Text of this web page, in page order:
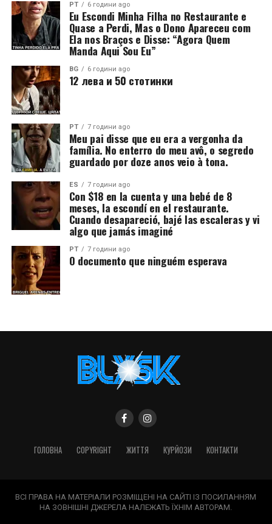
PT 6 години ago
Eu Escondi Minha Filha no Restaurante e
Quase a Perdi, Mas o Dono Apareceu com
Ela nos Braços e Disse: “Agora Quem
Manda Aqui Sou Eu”
BG 6 години ago
12 лева и 50 стотинки
PT 7 години ago
Meu pai disse que eu era a vergonha da
família. No enterro do meu avô, o segredo
guardado por doze anos veio à tona.
ES 7 години ago
Con $18 en la cuenta y una bebé de 8
meses, la escondí en el restaurante.
Cuando desapareció, bajé las escaleras y vi
algo que jamás imaginé
PT 7 години ago
O documento que ninguém esperava
ГОЛОВНА COPYRIGHT ЖИТТЯ КУРЙОЗИ КОНТАКТИ
ВСІ ПРАВА НА МАТЕРІАЛИ РОЗМІЩЕНІ НА САЙТІ ІЗ ПОСИЛАННЯМ
НА ЗОВНІШНІ ДЖЕРЕЛА НАЛЕЖАТЬ ЇХНІМ АВТОРАМ.